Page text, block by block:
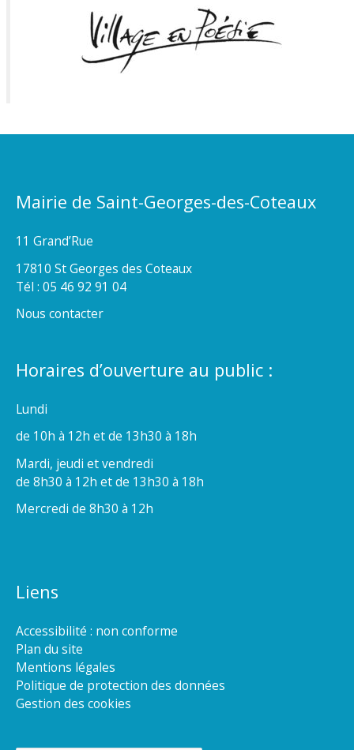
Mairie de Saint-Georges-des-Coteaux
11 Grand’Rue
17810 St Georges des Coteaux
Tél : 05 46 92 91 04
Nous contacter
Horaires d’ouverture au public :
Lundi
de 10h à 12h et de 13h30 à 18h
Mardi, jeudi et vendredi
de 8h30 à 12h et de 13h30 à 18h
Mercredi de 8h30 à 12h
Liens
Accessibilité : non conforme
Plan du site
Mentions légales
Politique de protection des données
Gestion des cookies